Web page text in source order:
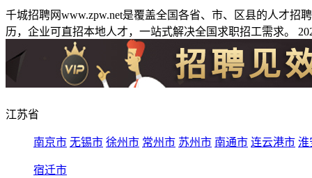
千城招聘网www.zpw.net是覆盖全国各省、市、区县的人才
历，企业可直招本地人才，一站式解决全国求职招工需求。
江苏省
南京市 无锡市 徐州市 常州市 苏州市 南通市 连云港市 淮
宿迁市